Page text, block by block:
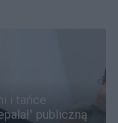
i tańce
publiczną